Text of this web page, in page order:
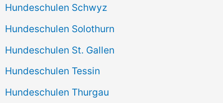
Hundeschulen Schwyz
Hundeschulen Solothurn
Hundeschulen St. Gallen
Hundeschulen Tessin
Hundeschulen Thurgau